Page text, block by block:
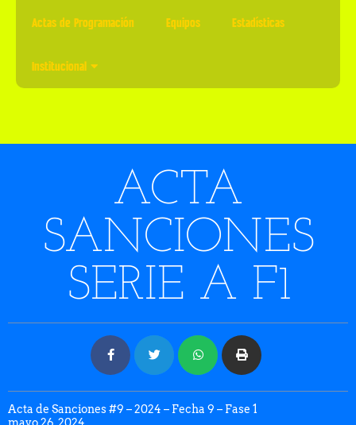
Actas de Programación Equipos Estadísticas
Institucional
ACTA
SANCIONES
SERIE A F1
Acta de Sanciones #9 – 2024 – Fecha 9 – Fase 1